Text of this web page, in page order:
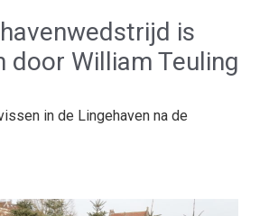
is
door William Teuling
in de Lingehaven na de